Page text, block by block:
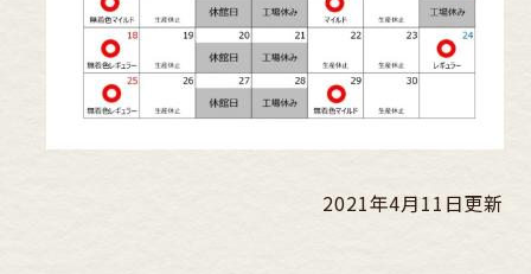
2021年4月11日更新